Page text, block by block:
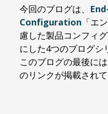
今回のブログは、
Configuration 「エ
慮した製品コンフィ
にした4つのブログシ
このブログの最後に
のリンクが掲載されて